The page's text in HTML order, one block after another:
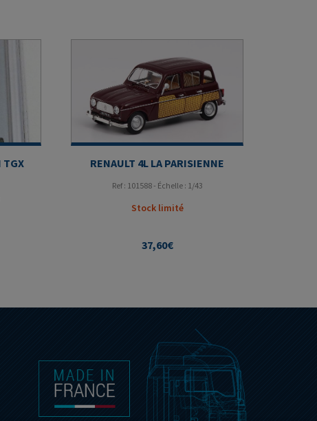
TGX
RENAULT 4L LA PARISIENNE
Ref : 101588 - Échelle : 1/43
Stock limité
37,60€